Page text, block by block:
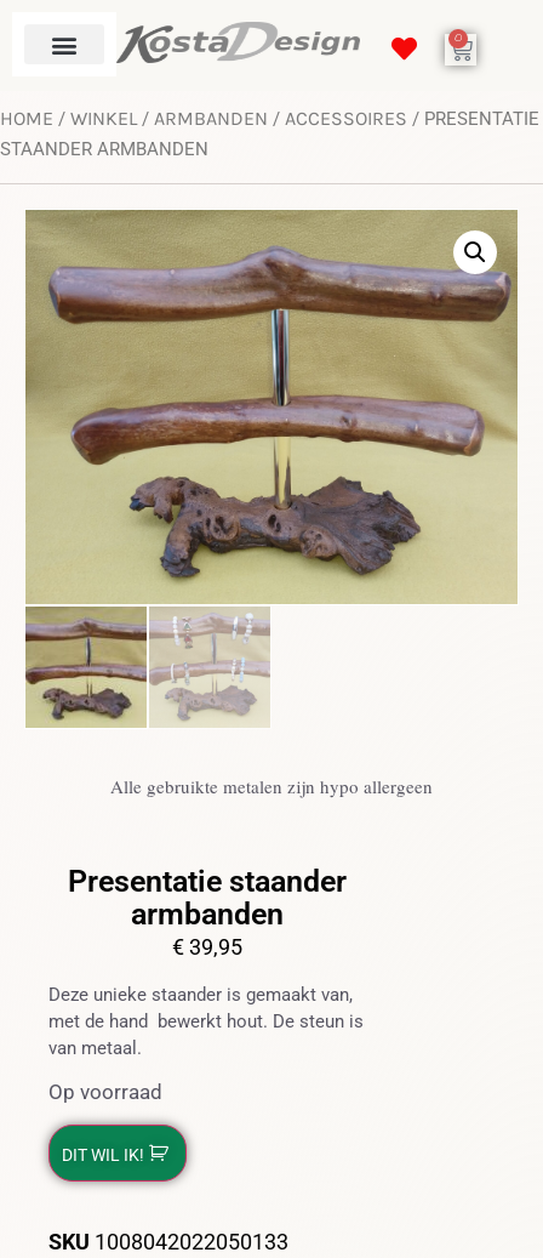
0
HOME / WINKEL/ ARMBANDEN / ACCESSOIRES / PRESENTATIE
STAANDER ARMBANDEN
Alle gebruikte metalen zijn hypo allergeen
Presentatie staander
armbanden
€39,95
Deze unieke staander is gemaakt van,
met de hand bewerkt hout. De steun is
van metaal.
Op voorraad
DIT WIL IK!
SKU 1008042022050133